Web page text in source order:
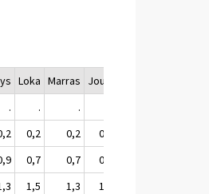
Loka Marras Joulu
. . .
0,2 0,2 0,2
0,7 0,7 0,9
1,5 1,3 1,2